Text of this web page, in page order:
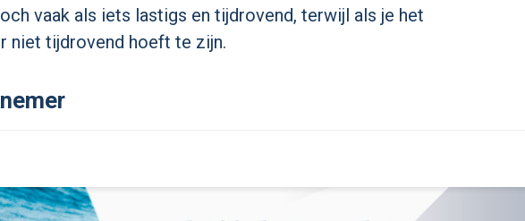
vaak als iets lastigs en tijdrovend, terwijl als je het
niet tijdrovend hoeft te zijn.